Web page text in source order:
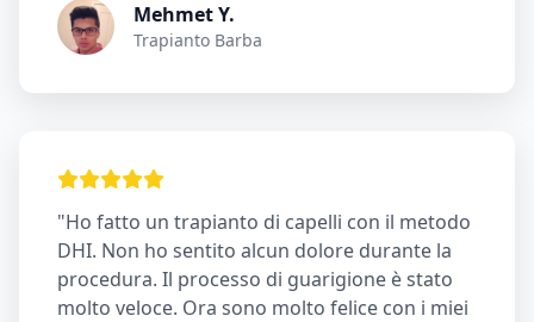
Mehmet Y.
Trapianto Barba
"Ho fatto un trapianto di capelli con il metodo
DHI. Non ho sentito alcun dolore durante la
procedura. Il processo di guarigione è stato
molto veloce. Ora sono molto felice con i miei